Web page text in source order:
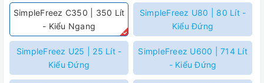
SimpleFreez C350 | 350 Lít
- Kiểu Ngang
SimpleFreez U80 | 80 Lít -
Kiểu Đứng
SimpleFreez U25 | 25 Lít -
Kiểu Đứng
SimpleFreez U600 | 714 Lít
- Kiểu Đứng